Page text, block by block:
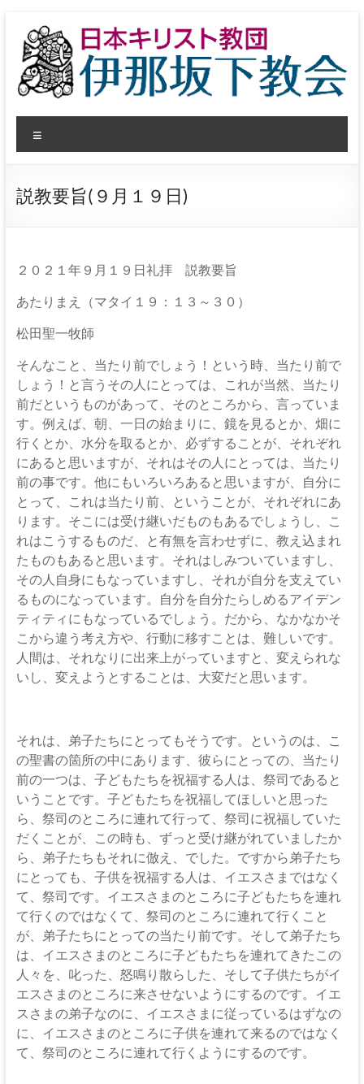
ス
ッ
日
本
キ
リ
ト
教
団
伊
那
坂
下
教
会
イ
エ
ス・
キ
リ
ス
ト
る
神
ニ
ー
説教要旨(９月１９日)
２０２１年９月１９日礼拝 説教要旨
あたりまえ（マタイ１９：１３～３０）
松田聖一牧師
そんなこと、当たり前でしょう！という時、当たり前で
しょう！と言うその人にとっては、これが当然、当たり
前だというものがあって、そのところから、言っていま
す。例えば、朝、一日の始まりに、鏡を見るとか、畑に
行くとか、水分を取るとか、必ずすることが、それぞれ
にあると思いますが、それはその人にとっては、当たり
前の事です。他にもいろいろあると思いますが、自分に
とって、これは当たり前、ということが、それぞれにあ
ります。そこには受け継いだものもあるでしょうし、こ
れはこうするものだ、と有無を言わせずに、教え込まれ
たものもあると思います。それはしみついていますし、
その人自身にもなっていますし、それが自分を支えてい
るものになっています。自分を自分たらしめるアイデン
ティティにもなっているでしょう。だから、なかなかそ
こから違う考え方や、行動に移すことは、難しいです。
人間は、それなりに出来上がっていますと、変えられな
いし、変えようとすることは、大変だと思います。
それは、弟子たちにとってもそうです。というのは、こ
の聖書の箇所の中にあります、彼らにとっての、当たり
前の一つは、子どもたちを祝福する人は、祭司であると
いうことです。子どもたちを祝福してほしいと思った
ら、祭司のところに連れて行って、祭司に祝福していた
だくことが、この時も、ずっと受け継がれていましたか
ら、弟子たちもそれに倣え、でした。ですから弟子たち
にとっても、子供を祝福する人は、イエスさまではなく
て、祭司です。イエスさまのところに子どもたちを連れ
て行くのではなくて、祭司のところに連れて行くこと
が、弟子たちにとっての当たり前です。そして弟子たち
は、イエスさまのところに子どもたちを連れてきたこの
人々を、叱った、怒鳴り散らした、そして子供たちがイ
エスさまのところに来させないようにするのです。イエ
スさまの弟子なのに、イエスさまに従っているはずなの
に、イエスさまのところに子供を連れて来るのではなく
て、祭司のところに連れて行くようにするのです。